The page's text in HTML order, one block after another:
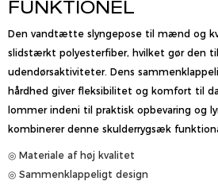
FUNKTIONEL
Den vandtætte slyngepose til mænd og
slidstærkt polyesterfiber, hvilket gør den
udendørsaktiviteter. Dens
hårdhed giver fleksibilitet og komfort til
lommer indeni til praktisk opbevaring og
kombinerer denne skulderrygsæk
◎ Materiale af høj kvalitet
◎ Sammenklappeligt design